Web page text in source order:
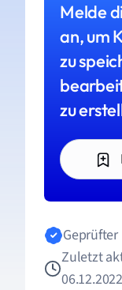
Melde
an, um
zu
zu
Zuletzt
06.12.2022